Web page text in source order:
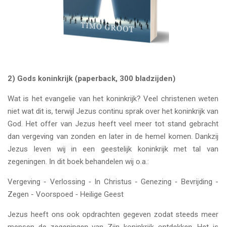
2) Gods koninkrijk (paperback, 300 bladzijden)
Wat is het evangelie van het koninkrijk? Veel christenen weten
niet wat dit is, terwijl Jezus continu sprak over het koninkrijk van
God. Het offer van Jezus heeft veel meer tot stand gebracht
dan vergeving van zonden en later in de hemel komen. Dankzij
Jezus leven wij in een geestelijk koninkrijk met tal van
zegeningen. In dit boek behandelen wij o.a.:
Vergeving - Verlossing - In Christus - Genezing - Bevrijding -
Zegen - Voorspoed - Heilige Geest
Jezus heeft ons ook opdrachten gegeven zodat steeds meer